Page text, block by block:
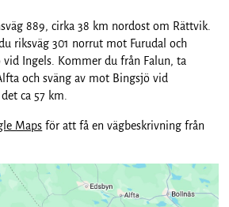
889, cirka 38 km nordost om Rättvik.
riksväg 301 norrut mot Furudal och
Ingels. Kommer du från Falun, ta
och sväng av mot Bingsjö vid
ca 57 km.
Mapsför att få en vägbeskrivning från